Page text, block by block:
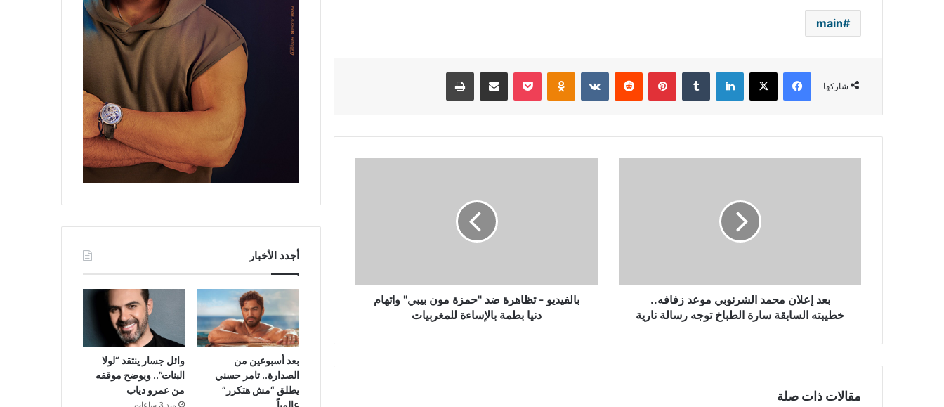
main
شاركها
فيسبوك ‫X لينكدإن بينتيريست Odnoklassniki
‫Pocket مشاركة عبر البريد طباعة
سارة
نارية
بعد إعلان محمد الشرنوبي موعد زفافه..
خطيبته السابقة سارة الطباخ توجه رسالة نارية
دنيا
بطمةبالفيديو - تظاهرة ضد "حمزة مون بيبي" واتهام
دنيا بطمة بالإساءة للمغربيات
مقالات ذات صلة
أجدد الأخبار
بعد أسبوعين من
الصدارة.. تامر حسني
يطلق “مش هتكرر”
عالمياً
وائل جسار ينتقد “لولا
البنات”.. ويوضح موقفه
من عمرو دياب
منذ 3 ساعات